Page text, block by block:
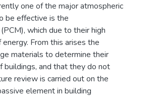
one of the major atmospheric
be effective is the
which due to their high
From this arises the
materials to determine their
buildings, and that they do not
review is carried out on the
element in building